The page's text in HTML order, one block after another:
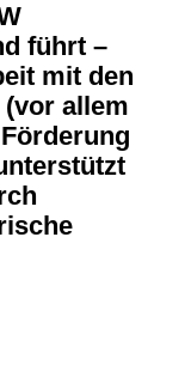
führt –
mit den
allem